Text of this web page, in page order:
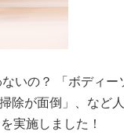
いの？ 「ボディー
除が面倒」、など
実施しました！